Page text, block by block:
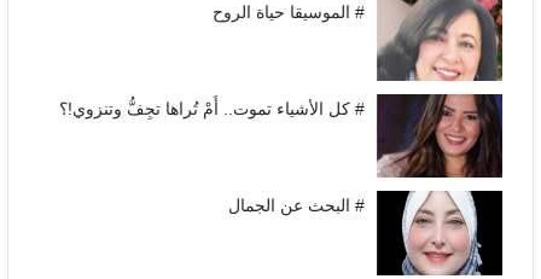
# الموسيقا حياة الروح
# كل الأشياء تموت.. أَمْ تُراها تجِفُّ وتنزوي!؟
# البحث عن الجمال